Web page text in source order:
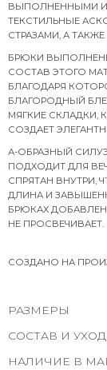
ВЫПОЛНЕННЫМИ
ТЕКСТИЛЬНЫЕ
СТРАЗАМИ, А
БРЮКИ
СОСТАВ ЭТОГО
БЛАГОДАРЯ
БЛАГОРОДНЫЙ
МЯГКИЕ СКЛАДКИ,
СОЗДАЕТ
А-ОБРАЗНЫЙ
ПОДХОДИТ ДЛЯ
СПРЯТАН ВНУТРИ,
ДЛИНА И
БРЮКАХ
НЕ ПРОСВЕЧИВАЕТ.
СОЗДАНО НА
РАЗМЕРЫ
СОСТАВ И УХОД
НАЛИЧИЕ В